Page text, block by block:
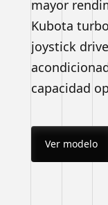
mayor
Kubota
joystick
capacidad
Ver modelo